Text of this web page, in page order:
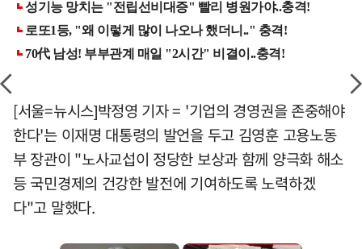
[서울=뉴시스]박정영 기자 = '기업의 경영권을 존중해야
한다'는 이재명 대통령의 발언을 두고 김영훈 고용노동
부 장관이 "노사교섭이 정당한 보상과 함께 양극화 해소
등 국민경제의 건강한 발전에 기여하도록 노력하겠
다"고 말했다.